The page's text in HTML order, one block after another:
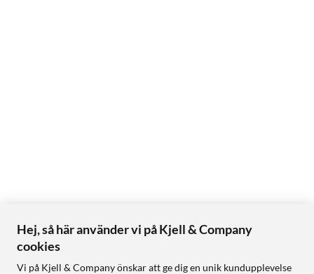
Hej, så här använder vi på Kjell & Company
cookies
Vi på Kjell & Company önskar att ge dig en unik kundupplevelse